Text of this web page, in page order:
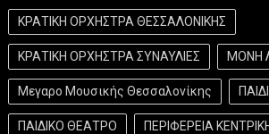
ΚΡΑΤΙΚΗ ΟΡΧΗΣΤΡΑ ΘΕΣΣΑΛΟΝΙΚΗΣ
ΚΡΑΤΙΚΗ ΟΡΧΗΣΤΡΑ ΣΥΝΑΥΛΙΕΣ ΜΟΝΗ
Μεγαρο Μουσικής Θεσσαλονίκης ΠΑΙΔΙ
ΠΑΙΔΙΚΟ ΘΕΑΤΡΟ ΠΕΡΙΦΕΡΕΙΑ